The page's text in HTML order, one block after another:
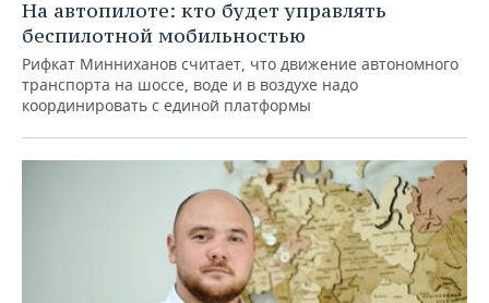
На автопилоте: кто будет управлять
беспилотной мобильностью
Рифкат Минниханов считает, что движение автономного
транспорта на шоссе, воде и в воздухе надо
координировать с единой платформы